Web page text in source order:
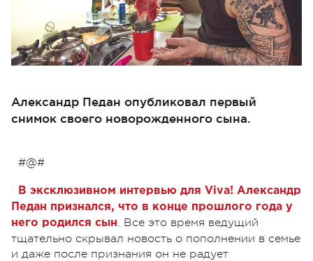
Александр Педан опубликовал первый
снимок своего новорожденного сына.
#@#
В эксклюзивном интервью для Viva! Александр
Педан признался, что в конце прошлого года у
него родился сын. Все это время ведущий
тщательно скрывал новость о пополнении в семье
и даже после признания он не радует